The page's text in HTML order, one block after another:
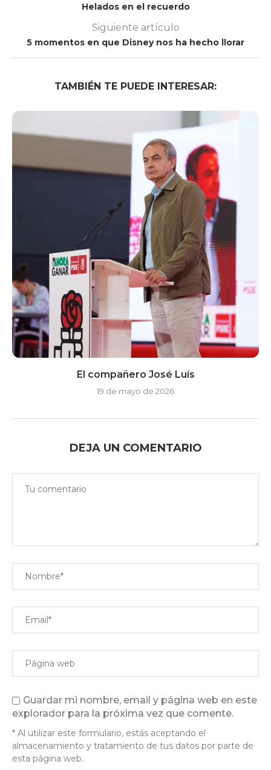
Helados en el recuerdo
Siguiente artículo
5 momentos en que Disney nos ha hecho llorar
TAMBIÉN TE PUEDE INTERESAR:
El compañero José Luís
19 de mayo de 2026
DEJA UN COMENTARIO
Guardar mi nombre, email y página web en este
explorador para la próxima vez que comente.
* Al utilizar este formulario, estás aceptando el
almacenamiento y tratamiento de tus datos por parte de
esta página web.